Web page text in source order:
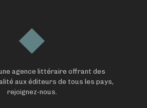
agence littéraire offrant des
aux éditeurs de tous les pays,
rejoignez-nous.